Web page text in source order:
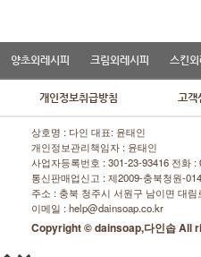
양초외레시피 크림외레시피 스킨
개인정보취급방침 고객
상호명 : 다인 대표: 윤태인
개인정보관리책임자 : 윤태인
사업자등록번호 : 301-23-93416 전화 :
통신판매업신고 : 제2009-충북청원-
주소 : 충북 청주시 서원구 남이면 대림
이메일 : help@dainsoap.co.kr
Copyright © dainsoap,다인솝 All